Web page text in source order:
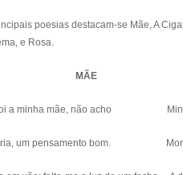
poesias destacam-se Mãe, A
e Rosa.
foi a minha mãe, não acho Minha
um pensamento bom.